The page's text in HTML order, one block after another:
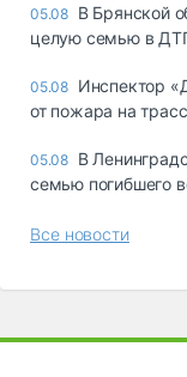
05.08 В Брянской
целую семью в
05.08 Инспектор
от пожара на
05.08 В
семью погибшего
Все новости